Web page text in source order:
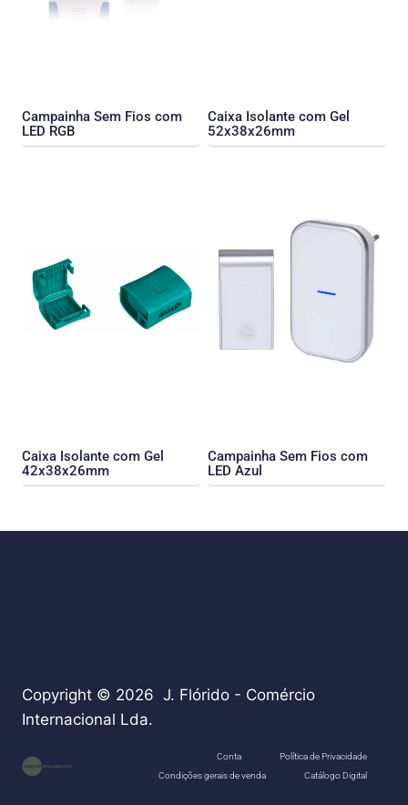
Campainha Sem Fios com
LED RGB
Caixa Isolante com Gel
52x38x26mm
Caixa Isolante com Gel
42x38x26mm
Campainha Sem Fios com
LED Azul
Copyright © 2026 J. Flórido - Comércio
Internacional Lda.
Conta
Política de Privacidade
Condições gerais de venda
Catálogo Digital